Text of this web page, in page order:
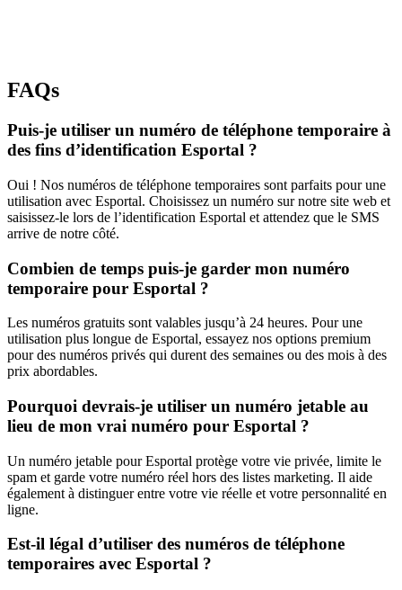
FAQs
Puis-je utiliser un numéro de téléphone temporaire à
des fins d’identification Esportal ?
Oui ! Nos numéros de téléphone temporaires sont parfaits pour une
utilisation avec Esportal. Choisissez un numéro sur notre site web et
saisissez-le lors de l’identification Esportal et attendez que le SMS
arrive de notre côté.
Combien de temps puis-je garder mon numéro
temporaire pour Esportal ?
Les numéros gratuits sont valables jusqu’à 24 heures. Pour une
utilisation plus longue de Esportal, essayez nos options premium
pour des numéros privés qui durent des semaines ou des mois à des
prix abordables.
Pourquoi devrais-je utiliser un numéro jetable au
lieu de mon vrai numéro pour Esportal ?
Un numéro jetable pour Esportal protège votre vie privée, limite le
spam et garde votre numéro réel hors des listes marketing. Il aide
également à distinguer entre votre vie réelle et votre personnalité en
ligne.
Est-il légal d’utiliser des numéros de téléphone
temporaires avec Esportal ?